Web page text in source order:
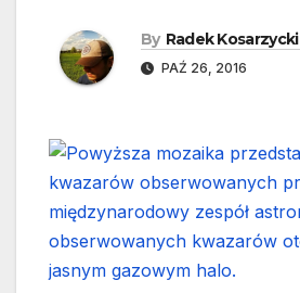
By Radek Kosarzycki
PAŹ 26, 2016